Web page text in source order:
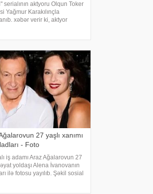
serialının aktyoru Olqun Toker
Yağmur Karakılınçla
xəbər verir ki, aktyor
və Mustaf
27 yaşlı xanımı
- Foto
iş adamı Araz Ağalarovun 27
yoldaşı Alena İvanovanın
ilə fotosu yayılıb. Şəkil sosial